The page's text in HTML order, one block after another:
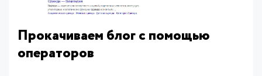
Прокачиваем блог с помощью
операторов